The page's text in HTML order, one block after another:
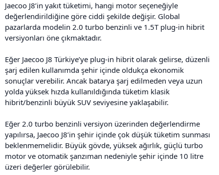
Jaecoo J8’in yakıt tüketimi, hangi motor seçeneğiyle
değerlendirildiğine göre ciddi şekilde değişir. Global
pazarlarda modelin 2.0 turbo benzinli ve 1.5T plug-in hibrit
versiyonları öne çıkmaktadır.
Eğer Jaecoo J8 Türkiye’ye plug-in hibrit olarak gelirse, düzenli
şarj edilen kullanımda şehir içinde oldukça ekonomik
sonuçlar verebilir. Ancak batarya şarj edilmeden veya uzun
yolda yüksek hızda kullanıldığında tüketim klasik
hibrit/benzinli büyük SUV seviyesine yaklaşabilir.
Eğer 2.0 turbo benzinli versiyon üzerinden değerlendirme
yapılırsa, Jaecoo J8’in şehir içinde çok düşük tüketim sunması
beklenmemelidir. Büyük gövde, yüksek ağırlık, güçlü turbo
motor ve otomatik şanzıman nedeniyle şehir içinde 10 litre
üzeri değerler görülebilir.